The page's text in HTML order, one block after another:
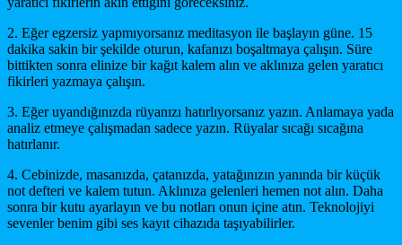
2. Eğer egzersiz yapmıyorsanız meditasyon ile başlayın güne. 15
dakika sakin bir şekilde oturun, kafanızı boşaltmaya çalışın. Süre
bittikten sonra elinize bir kağıt kalem alın ve aklınıza gelen yaratıcı
fikirleri yazmaya çalışın.
3. Eğer uyandığınızda rüyanızı hatırlıyorsanız yazın. Anlamaya yada
analiz etmeye çalışmadan sadece yazın. Rüyalar sıcağı sıcağına
hatırlanır.
4. Cebinizde, masanızda, çatanızda, yatağınızın yanında bir küçük
not defteri ve kalem tutun. Aklınıza gelenleri hemen not alın. Daha
sonra bir kutu ayarlayın ve bu notları onun içine atın. Teknolojiyi
sevenler benim gibi ses kayıt cihazıda taşıyabilirler.